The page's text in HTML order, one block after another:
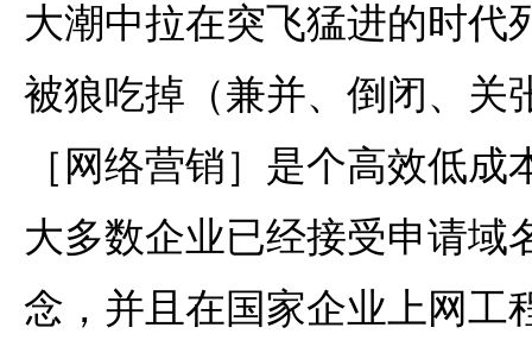
大潮中拉在突飞猛进的时代
被狼吃掉（兼并、倒闭、关
［网络营销］是个高效低
大多数企业已经接受申请域
念，并且在国家企业上网工